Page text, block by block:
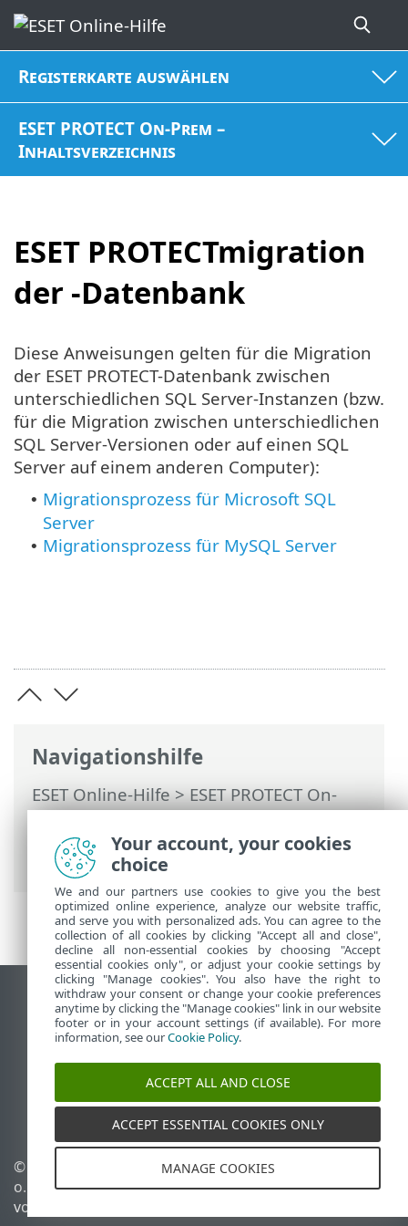
Registerkarte auswählen
ESET PROTECT On-Prem –
Inhaltsverzeichnis
ESET PROTECTmigration
der -Datenbank
Navigationshilfe
ESET Online-Hilfe>ESET PROTECT On-
Prem>Migrieren und erneut installieren
> ESET PROTECTmigration der -
Datenbank
Diese Anweisungen gelten für die Migration
der ESET PROTECT-Datenbank zwischen
unterschiedlichen SQL Server-Instanzen (bzw.
für die Migration zwischen unterschiedlichen
SQL Server-Versionen oder auf einen SQL
Server auf einem anderen Computer):
• Migrationsprozess für Microsoft SQL
Server
• Migrationsprozess für MySQL Server
Desktop-Site anzeigen
End of Life
ESET Knowledgebase
ESET-Forum
ESET Status Portal
Regionaler Support
© 1992 - 2026 ESET, spol. s r.
o. - Alle Rechte
vorbehalten.
Cookies verwalten
Cookie-Richtlinie
Your account, your cookies
choice
We and our partners use cookies to give you the best
optimized online experience, analyze our website traffic,
and serve you with personalized ads. You can agree to the
collection of all cookies by clicking "Accept all and close",
decline all non-essential cookies by choosing "Accept
essential cookies only", or adjust your cookie settings by
clicking "Manage cookies". You also have the right to
withdraw your consent or change your cookie preferences
anytime by clicking the "Manage cookies" link in our website
footer or in your account settings (if available). For more
information, see ourCookie Policy.
ACCEPT ALL AND CLOSE
ACCEPT ESSENTIAL COOKIES ONLY
MANAGE COOKIES